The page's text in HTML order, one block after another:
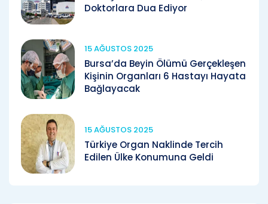
Doktorlara Dua Ediyor
15 AĞUSTOS 2025
Bursa’da Beyin Ölümü Gerçekleşen
Kişinin Organları 6 Hastayı Hayata
Bağlayacak
15 AĞUSTOS 2025
Türkiye Organ Naklinde Tercih
Edilen Ülke Konumuna Geldi